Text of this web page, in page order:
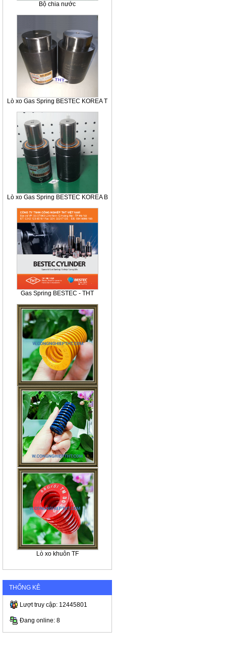
Bộ chia nước
Lò xo Gas Spring BESTEC KOREA T
Lò xo Gas Spring BESTEC KOREA B
Gas Spring BESTEC - THT
Lò xo khuôn TF
THỐNG KÊ
Lượt truy cập: 12445801
Đang online: 8